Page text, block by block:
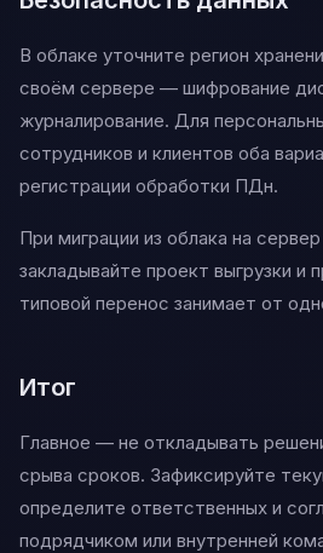
В облаке уточните регион
своём сервере — шифрование
журналирование. Для
сотрудников и клиентов оба
регистрации обработки ПДн.
При миграции из облака на
закладывайте проект выгрузки и
типовой перенос занимает от
Итог
Главное — не откладывать
срыва сроков. Зафиксируйте
определите ответственных и
подрядчиком или внутренней